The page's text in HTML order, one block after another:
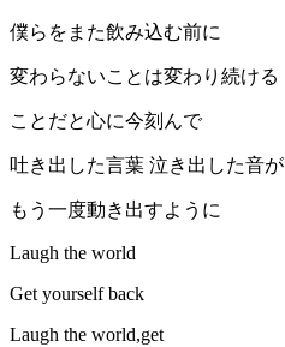
僕らをまた飲み込む前に
変わらないことは変わり続ける
ことだと心に今刻んで
吐き出した言葉 泣き出した音が
もう一度動き出すように
Laugh the world
Get yourself back
Laugh the world,get